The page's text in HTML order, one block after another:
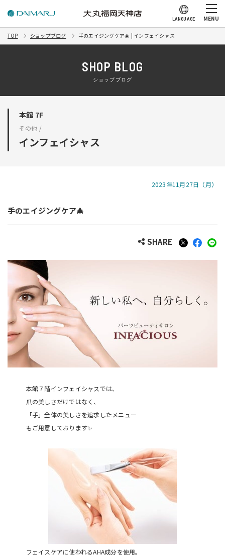
LANGUAGE MENU
TOP ショップブログ 手のエイジングケア🎄 | インフェイシャス
SHOP BLOG
ショップブログ
本館 7F
その他 /
インフェイシャス
2023年11月27日（月）
手のエイジングケア🎄
SHARE
本館７階インフェイシャスでは、
爪の美しさだけではなく、
「手」全体の美しさを追求したメニュー
もご用意しております✨
フェイスケアに使われるAHA成分を使用。